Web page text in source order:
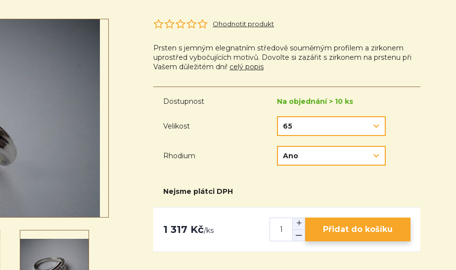
Ohodnotit produkt
Prsten s jemným elegnatním středově souměrným profilem a zirkonem
uprostřed vybočujících motivů. Dovolte si zazářit s zirkonem na prstenu při
Vašem důležitém dni! celý popis
Dostupnost Na objednání > 10 ks
Velikost
Rhodium
Nejsme plátci DPH
1 317 Kč/ks Přidat do košíku